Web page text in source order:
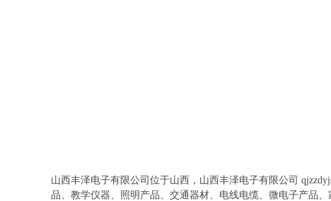
山西丰泽电子有限公司位于山西，山西丰泽电子有限公司
品、教学仪器、照明产品、交通器材、电线电缆、微电子产品